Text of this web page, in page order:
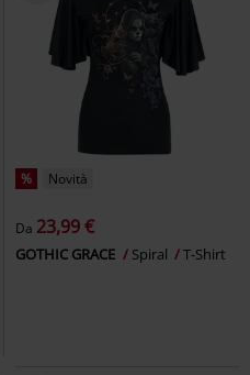
% Novità
Da 23,99 €
GOTHIC GRACE Spiral T-Shirt